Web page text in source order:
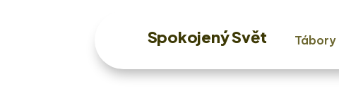
Spokojený Svět Tábory